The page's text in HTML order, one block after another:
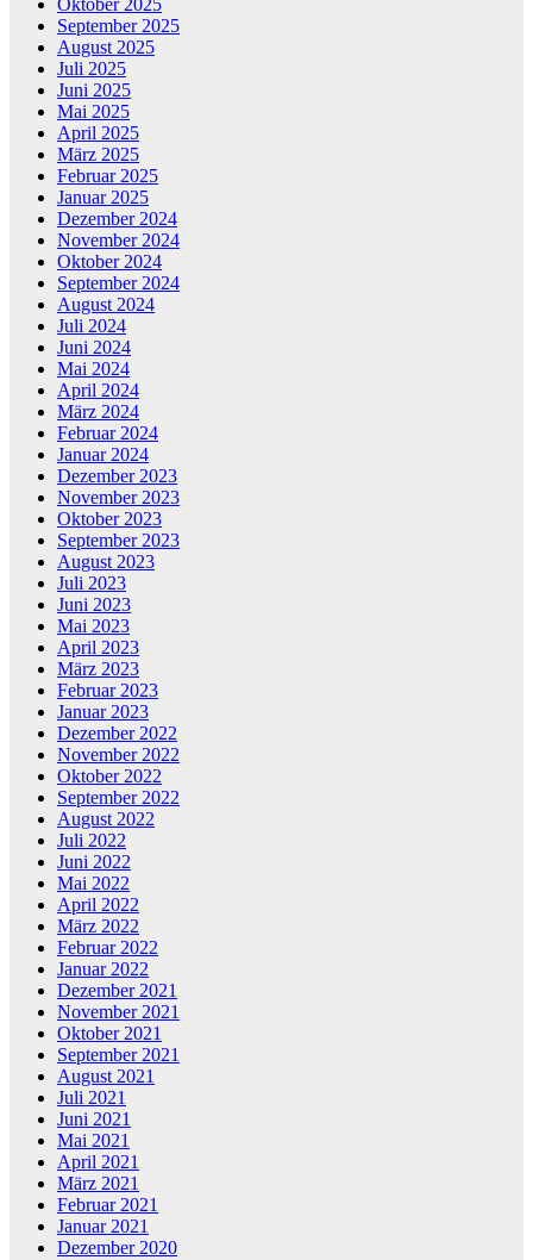
Oktober 2025
September 2025
August 2025
Juli 2025
Juni 2025
Mai 2025
April 2025
März 2025
Februar 2025
Januar 2025
Dezember 2024
November 2024
Oktober 2024
September 2024
August 2024
Juli 2024
Juni 2024
Mai 2024
April 2024
März 2024
Februar 2024
Januar 2024
Dezember 2023
November 2023
Oktober 2023
September 2023
August 2023
Juli 2023
Juni 2023
Mai 2023
April 2023
März 2023
Februar 2023
Januar 2023
Dezember 2022
November 2022
Oktober 2022
September 2022
August 2022
Juli 2022
Juni 2022
Mai 2022
April 2022
März 2022
Februar 2022
Januar 2022
Dezember 2021
November 2021
Oktober 2021
September 2021
August 2021
Juli 2021
Juni 2021
Mai 2021
April 2021
März 2021
Februar 2021
Januar 2021
Dezember 2020